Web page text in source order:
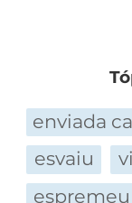
enviada
esvaiu
espremeu